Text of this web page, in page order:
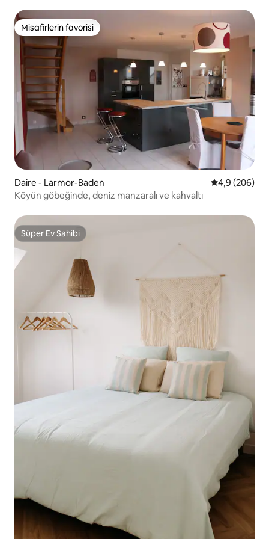
Misafirlerin favorisi
Misafirlerin favorisi
Daire - Larmor-Baden 5 üzerinden
4,9 (206)
Köyün göbeğinde, deniz manzaralı ve kahvaltı
Süper Ev Sahibi
Süper Ev Sahibi